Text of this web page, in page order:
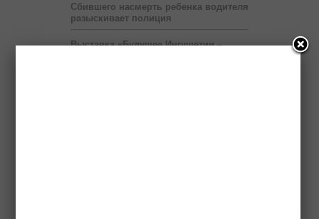
Сбившего насмерть ребенка водителя
разыскивает полиция
Выставка «Будущее Ингушетии –